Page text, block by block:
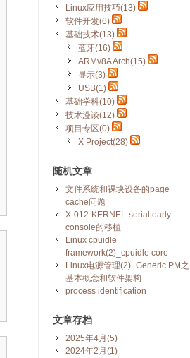
Linux应用技巧(13)
软件开发(6)
基础技术(13)
蓝牙(16)
ARMv8A Arch(15)
显示(3)
USB(1)
基础学科(10)
技术漫谈(12)
项目专区(0)
X Project(28)
随机文章
文件系统和裸块设备的page
cache问题
X-012-KERNEL-serial early
console的移植
Linux cpuidle
framework(2)_cpuidle core
Linux电源管理(2)_Generic PM之
基本概念和软件架构
process identification
文章存档
2025年4月(5)
2024年2月(1)